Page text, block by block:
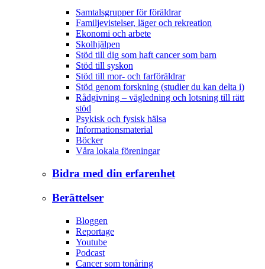
Samtalsgrupper för föräldrar
Familjevistelser, läger och rekreation
Ekonomi och arbete
Skolhjälpen
Stöd till dig som haft cancer som barn
Stöd till syskon
Stöd till mor- och farföräldrar
Stöd genom forskning (studier du kan delta i)
Rådgivning – vägledning och lotsning till rätt
stöd
Psykisk och fysisk hälsa
Informationsmaterial
Böcker
Våra lokala föreningar
Bidra med din erfarenhet
Berättelser
Bloggen
Reportage
Youtube
Podcast
Cancer som tonåring